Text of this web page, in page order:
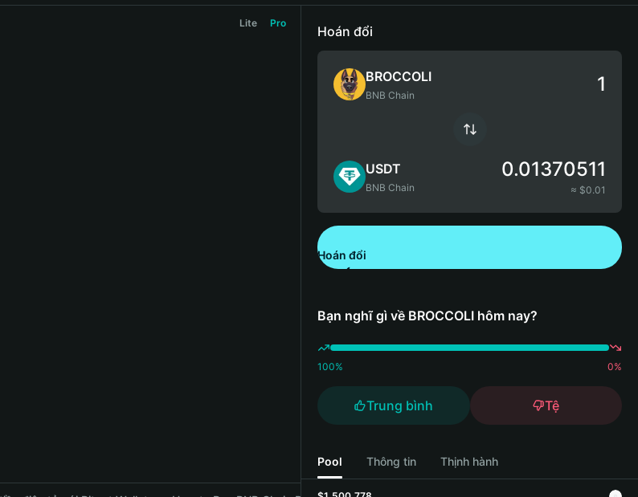
Lite Pro
Hoán đổi
BROCCOLI
BNB Chain
USDT
BNB Chain
0.01370511
≈ $0.01
Hoán đổi
Bạn nghĩ gì về BROCCOLI hôm nay?
100% 0%
Trung bình Tệ
Pool Thông tin Thịnh hành